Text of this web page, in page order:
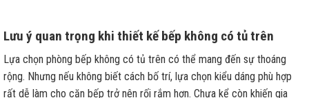
Lưu ý quan trọng khi thiết kế bếp không có tủ trên
Lựa chọn phòng bếp không có tủ trên có thể mang đến sự thoáng
rộng. Nhưng nếu không biết cách bố trí, lựa chọn kiểu dáng phù hợp
rất dễ làm cho căn bếp trở nên rối rắm hơn. Chưa kể còn khiến gia